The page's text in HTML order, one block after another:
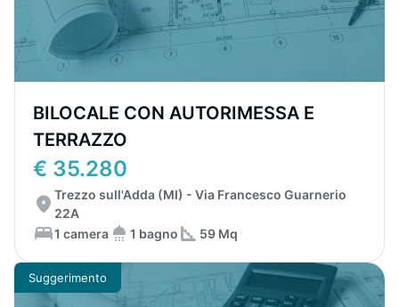
BILOCALE CON AUTORIMESSA E
TERRAZZO
€ 35.280
Trezzo sull'Adda (MI) - Via Francesco Guarnerio
22A
1 camera
1 bagno 59 Mq
Suggerimento